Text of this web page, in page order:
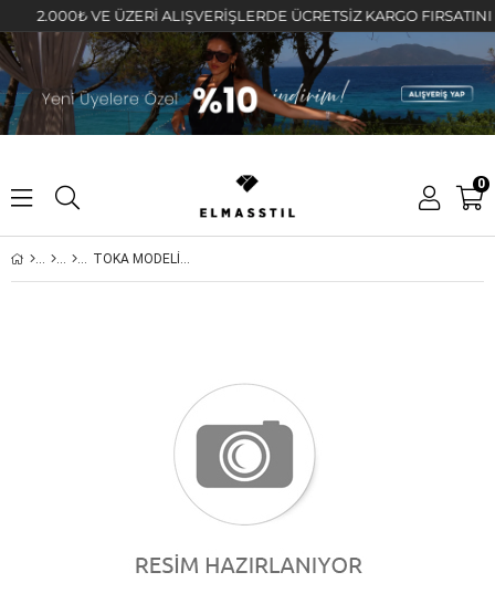
2.000₺ VE ÜZERİ ALIŞVERİŞLERDE ÜCRETSİZ KARGO FIRSATINI
0
TOKA MODELİ 6,5/20